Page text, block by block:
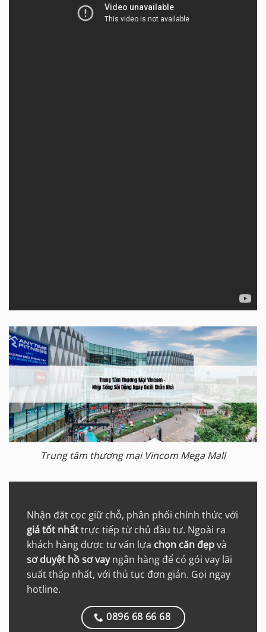
Trung tâm thương mại Vincom Mega Mall
Nhận đặt cọc giữ chỗ, phân phối chính thức với
giá tốt nhấttrực tiếp từ chủ đầu tư. Ngoài ra
khách hàng được tư vấn lựa chọn căn đẹpvà
sơ duyệt hồ sơ vayngân hàng để có gói vay lãi
suất thấp nhất, với thủ tục đơn giản. Gọi ngay
hotline.
0896 68 66 68